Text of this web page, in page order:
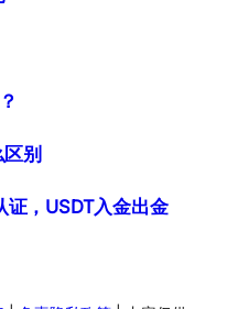
别
证，USDT入金出金